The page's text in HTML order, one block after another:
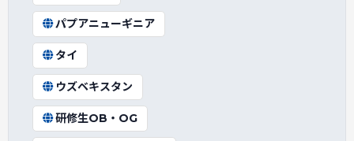
パプアニューギニア
タイ
ウズベキスタン
研修生OB・OG